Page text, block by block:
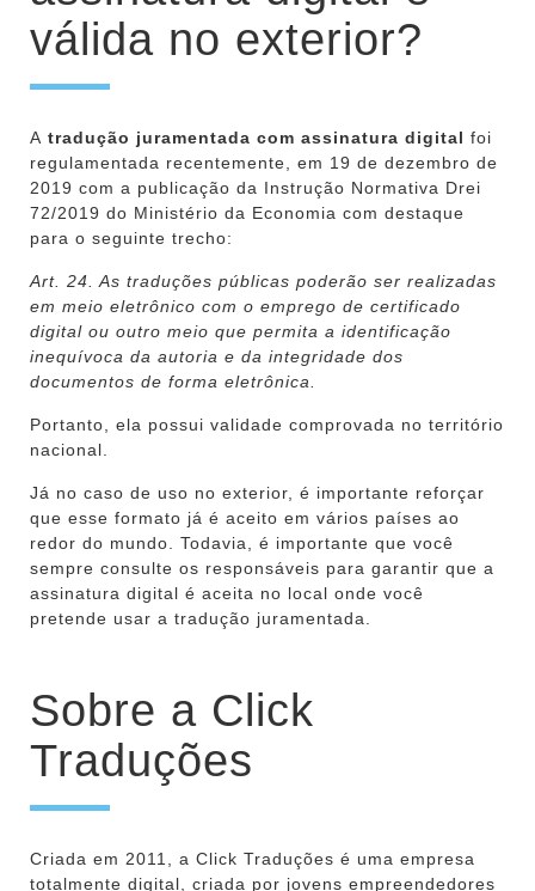
válida no exterior?
A tradução juramentada com assinatura digital foi
regulamentada recentemente, em 19 de dezembro de
2019 com a publicação da Instrução Normativa Drei
72/2019 do Ministério da Economia com destaque
para o seguinte trecho:
Art. 24. As traduções públicas poderão ser realizadas
em meio eletrônico com o emprego de certificado
digital ou outro meio que permita a identificação
inequívoca da autoria e da integridade dos
documentos de forma eletrônica.
Portanto, ela possui validade comprovada no território
nacional.
Já no caso de uso no exterior, é importante reforçar
que esse formato já é aceito em vários países ao
redor do mundo. Todavia, é importante que você
sempre consulte os responsáveis para garantir que a
assinatura digital é aceita no local onde você
pretende usar a tradução juramentada.
Sobre a Click
Traduções
Criada em 2011, a Click Traduções é uma empresa
totalmente digital, criada por jovens empreendedores